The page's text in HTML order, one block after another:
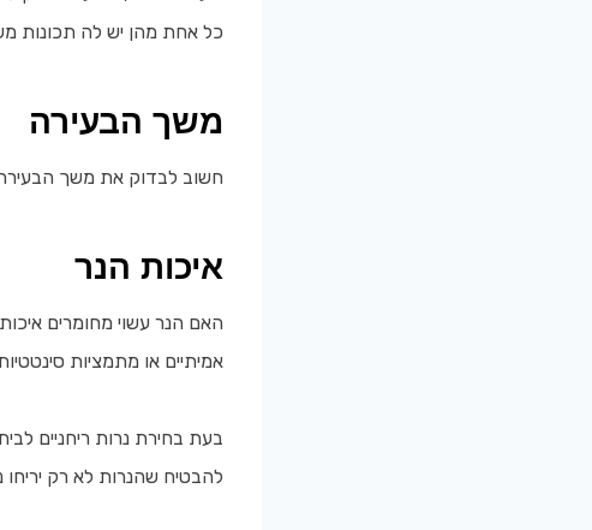
כל אחת מהן יש לה תכונות
משך הבעירה
חשוב לבדוק את משך
איכות הנר
האם הנר עשוי מחומרים
אמיתיים או מתמציות
בעת בחירת נרות ריחניים
להבטיח שהנרות לא רק